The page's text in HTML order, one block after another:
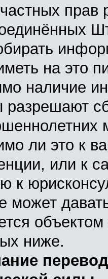
прав
на это
наличие
разрешают
ли это к
или к
к
может
ниже.